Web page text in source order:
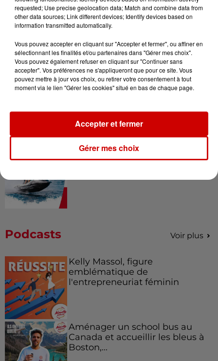
Gagnez vos entrées pour le
Musée du Sport Automobile au
Mans !
Alouette vous invite à
Le Duel - Gagnez votre balade
en jet ski !
Podcasts Voir plus
Kelly Massol, figure
emblématique de
l'entrepreneuriat féminin
Aménager un school bus au
Canada et accueillir les bleus à
Boston,...
requested; Use precise geolocation data; Match and combine data from
other data sources; Link different devices; Identify devices based on
information transmitted automatically.
Vous pouvez accepter en cliquant sur "Accepter et fermer", ou affiner en
sélectionnant les finalités et/ou partenaires dans "Gérer mes choix".
Vous pouvez également refuser en cliquant sur "Continuer sans
accepter". Vos préférences ne s'appliqueront que pour ce site. Vous
pouvez mettre à jour vos choix, ou retirer votre consentement à tout
moment via le lien "Gérer les cookies" situé en bas de chaque page.
Gérer mes choix
Accepter et fermer